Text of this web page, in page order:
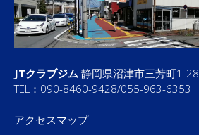
JTクラブジム 静岡県沼津市三芳町1-28
TEL：090-8460-9428/055-963-6353
アクセスマップ